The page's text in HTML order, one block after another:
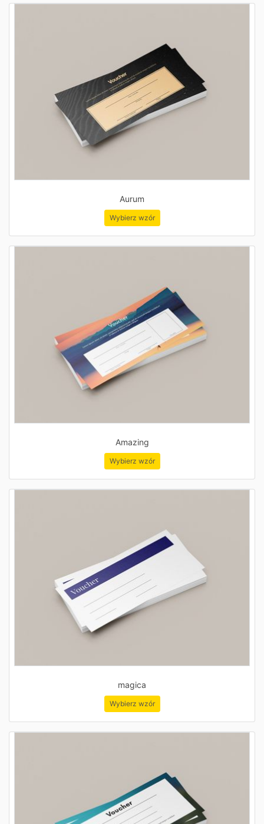
Aurum
Wybierz wzór
Amazing
Wybierz wzór
magica
Wybierz wzór